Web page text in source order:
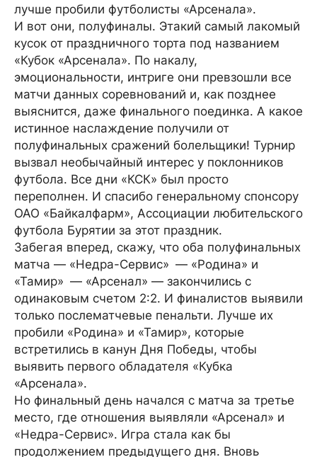
лучше пробили футболисты «Арсенала».
И вот они, полуфиналы. Этакий самый лакомый
кусок от праздничного торта под названием
«Кубок «Арсенала». По накалу,
эмоциональности, интриге они превзошли все
матчи данных соревнований и, как позднее
выяснится, даже финального поединка. А какое
истинное наслаждение получили от
полуфинальных сражений болельщики! Турнир
вызвал необычайный интерес у поклонников
футбола. Все дни «КСК» был просто
переполнен. И спасибо генеральному спонсору
ОАО «Байкалфарм», Ассоциации любительского
футбола Бурятии за этот праздник.
Забегая вперед, скажу, что оба полуфинальных
матча — «Недра-Сервис» — «Родина» и
«Тамир» — «Арсенал» — закончились с
одинаковым счетом 2:2. И финалистов выявили
только послематчевые пенальти. Лучше их
пробили «Родина» и «Тамир», которые
встретились в канун Дня Победы, чтобы
выявить первого обладателя «Кубка
«Арсенала».
Но финальный день начался с матча за третье
место, где отношения выявляли «Арсенал» и
«Недра-Сервис». Игра стала как бы
продолжением предыдущего дня. Вновь